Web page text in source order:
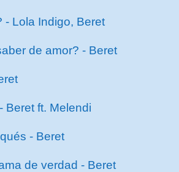
- Lola Indigo, Beret
de amor? - Beret
Beret ft. Melendi
- Beret
de verdad - Beret